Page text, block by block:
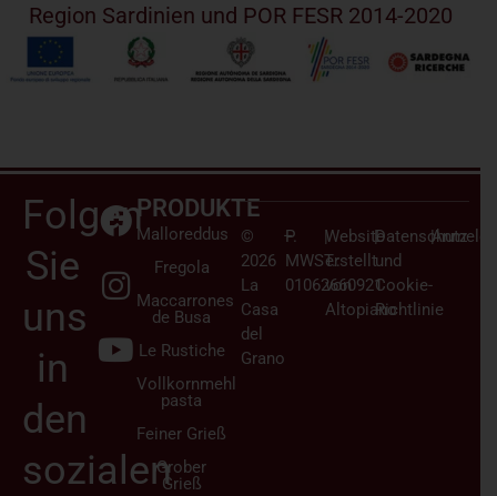
Region Sardinien und POR FESR 2014-2020
Folgen
Sie
uns
in
den
sozialen
PRODUKTE
Malloreddus
Fregola
Maccarrones
de Busa
Le Rustiche
Vollkornmehl
pasta
Feiner Grieß
Grober
Grieß
©
2026
La
Casa
del
Grano
–
P.
MWST.:
01062660921
|Website
erstellt
von
Altopiano
|Datenschutz
und
Cookie-
Richtlinie
|